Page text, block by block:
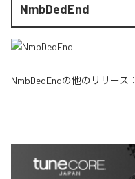
NmbDedEnd
NmbDedEndの他のリリース：